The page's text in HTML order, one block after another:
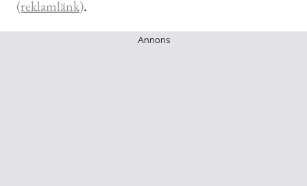
(reklamlänk).
Annons